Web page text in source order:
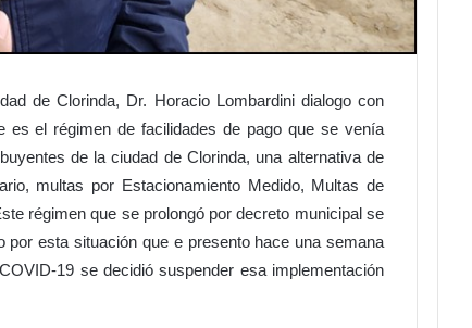
de Clorinda, Dr. Horacio Lombardini dialogo con
es el régimen de facilidades de pago que se venía
de la ciudad de Clorinda, una alternativa de
multas por Estacionamiento Medido, Multas de
régimen que se prolongó por decreto municipal se
esta situación que e presento hace una semana
19 se decidió suspender esa implementación